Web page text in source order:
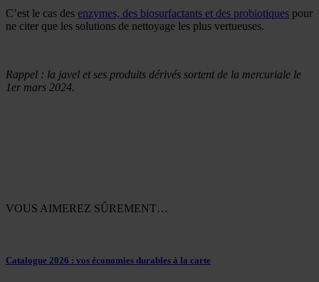
C’est le cas des enzymes, des biosurfactants et des probiotiques pour
ne citer que les solutions de nettoyage les plus vertueuses.
Rappel : la javel et ses produits dérivés sortent de la mercuriale le
1er mars 2024.
VOUS AIMEREZ SÛREMENT…
Catalogue 2026 : vos économies durables à la carte